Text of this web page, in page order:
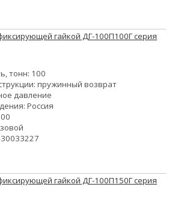
гайкой ДГ-100П100Г серия
тонн: 100
пружинный возврат
давление
Россия
гайкой ДГ-100П150Г серия